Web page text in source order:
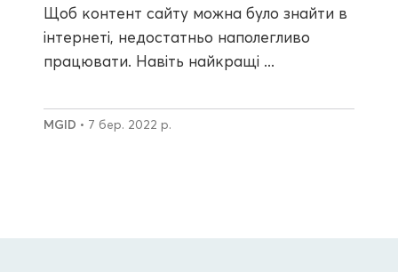
Щоб контент сайту можна було знайти в
інтернеті, недостатньо наполегливо
працювати. Навіть найкращі ...
MGID • 7 бер. 2022 р.